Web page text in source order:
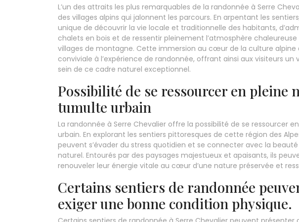
L’un des attraits les plus remarquables de la randonnée à Serre
des villages alpins qui jalonnent les parcours. En arpentant les
unique de découvrir la vie locale et traditionnelle des habitants,
chalets en bois et de ressentir pleinement l’atmosphère
villages de montagne. Cette immersion au cœur de la culture
conviviale à l’expérience de randonnée, offrant ainsi aux visiteurs
sein de ce cadre naturel exceptionnel.
Possibilité de se ressourcer en pleine
tumulte urbain
La randonnée à Serre Chevalier offre la possibilité de se ressourcer
urbain. En explorant les sentiers pittoresques de cette région des
peuvent s’évader du stress quotidien et se connecter avec la
naturel. Entourés par des paysages majestueux et apaisants, ils
renouveler leur énergie vitale au cœur d’une nature préservée et
Certains sentiers de randonnée
exiger une bonne condition physique.